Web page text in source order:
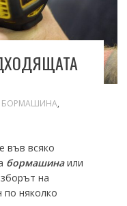
БОРМАШИНА,
във всяко
бормашинаили
на
по няколко